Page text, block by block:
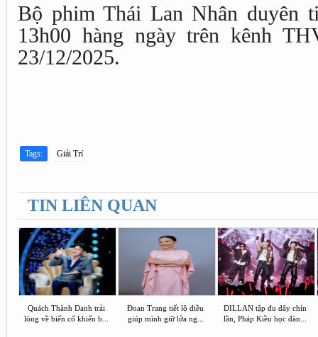
Bộ phim Thái Lan Nhân duyên
13h00 hàng ngày trên kênh
23/12/2025.
Tags: Giải Trí
TIN LIÊN QUAN
Quách Thành Danh trải
lòng về biến cố khiến b...
Đoan Trang tiết lộ điều
giúp mình giữ lửa ng...
DILLAN tập đu dây chín
lần, Pháp Kiều học đàn...